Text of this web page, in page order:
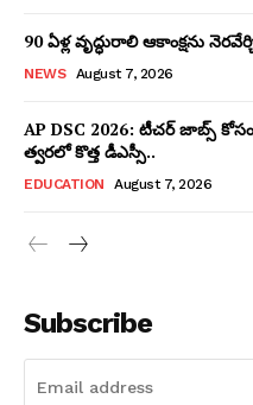
90 ఏళ్ల వృద్ధురాలి ఆకాంక్షను
NEWS August 7, 2026
AP DSC 2026: టీచర్ జాబ్స్ కోసం
త్వరలో కొత్త డీఎస్సీ..
EDUCATION August 7, 2026
Subscribe